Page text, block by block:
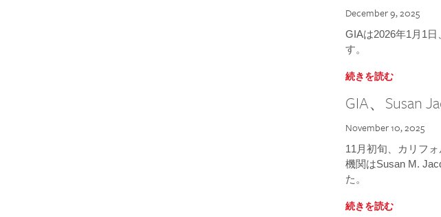
December 9, 2025
GIAは2026年1月1
す。
続きを読む
GIA、Susan
November 10, 2025
11月初旬、カリフ
機関はSusan M.
た。
続きを読む